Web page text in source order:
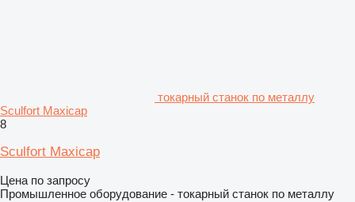
токарный станок по металлу
Sculfort Maxicap
8
Sculfort Maxicap
Цена по запросу
Промышленное оборудование - токарный станок по металлу